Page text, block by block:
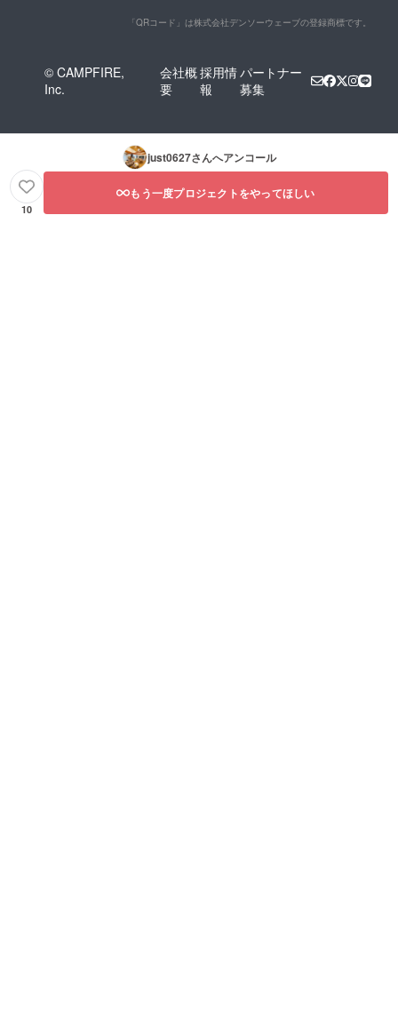
「QRコード」は株式会社デンソーウェーブの登録商標です。
© CAMPFIRE,
Inc.
会社概
要
採用情
報
パートナー
募集
just0627さんへアンコール
10
もう一度プロジェクトをやってほしい